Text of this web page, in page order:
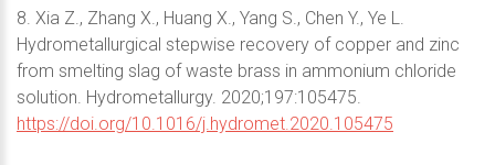
8. Xia Z., Zhang X., Huang X., Yang S., Chen Y., Ye L.
Hydrometallurgical stepwise recovery of copper and zinc
from smelting slag of waste brass in ammonium chloride
solution. Hydrometallurgy. 2020;197:105475.
https://doi.org/10.1016/j.hydromet.2020.105475